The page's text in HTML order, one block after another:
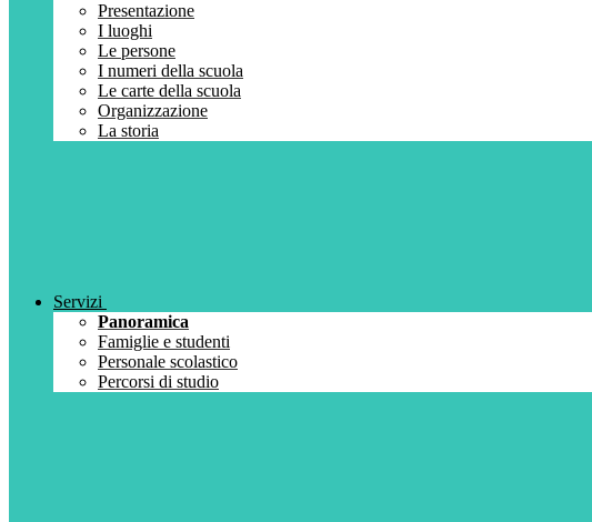
Presentazione
I luoghi
Le persone
I numeri della scuola
Le carte della scuola
Organizzazione
La storia
Servizi
Panoramica
Famiglie e studenti
Personale scolastico
Percorsi di studio